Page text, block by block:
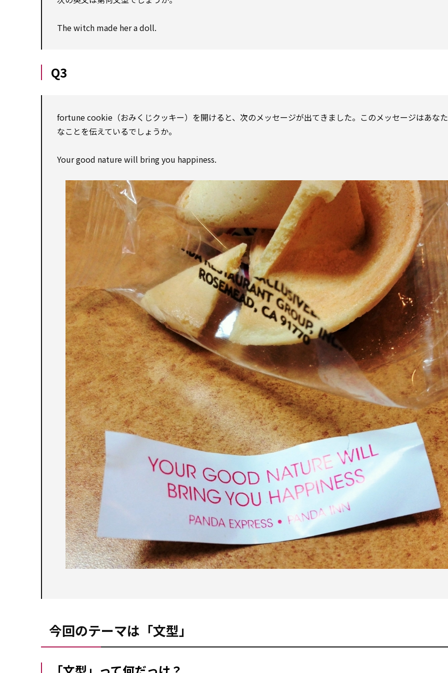
The witch made her a doll.
Q3
fortune cookie（おみくじクッキー）を開けると、次のメッセージが出てきました。このメッセージはあな
なことを伝えているでしょうか。
Your good nature will bring you happiness.
今回のテーマは「文型」